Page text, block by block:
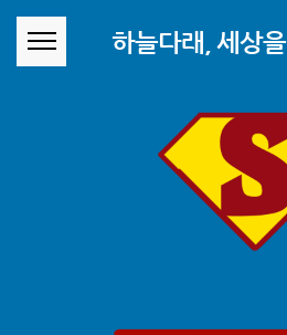
하늘다래, 세상